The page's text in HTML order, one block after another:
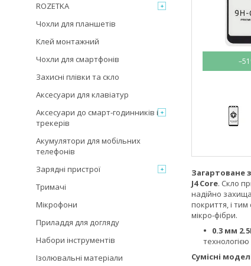
Загартоване
J4 Core. Скло
надійно
покриття, і
мікро-фібри.
0.3 мм
Сумісні
ROZETKA
Чохли для планшетів
Клей монтажний
Чохли для смартфонів
Захисні плівки та скло
Аксесуари для клавіатур
Аксесуари до смарт-годинників і
трекерів
Акумулятори для мобільних
телефонів
Зарядні пристрої
Тримачі
Мікрофони
Приладдя для догляду
Набори інструментів
Ізолювальні матеріали